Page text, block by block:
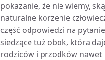
pokazanie, że nie wiemy,
naturalne korzenie
część odpowiedzi na
siedzące tuż obok, która
rodziców i przodków nawet